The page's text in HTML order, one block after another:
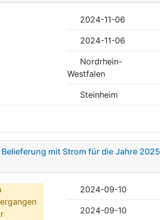
2024-11-06
2024-11-06
Nordrhein-
Westfalen
Steinheim
mit Strom für die Jahre 2025
2024-09-10
2024-09-10